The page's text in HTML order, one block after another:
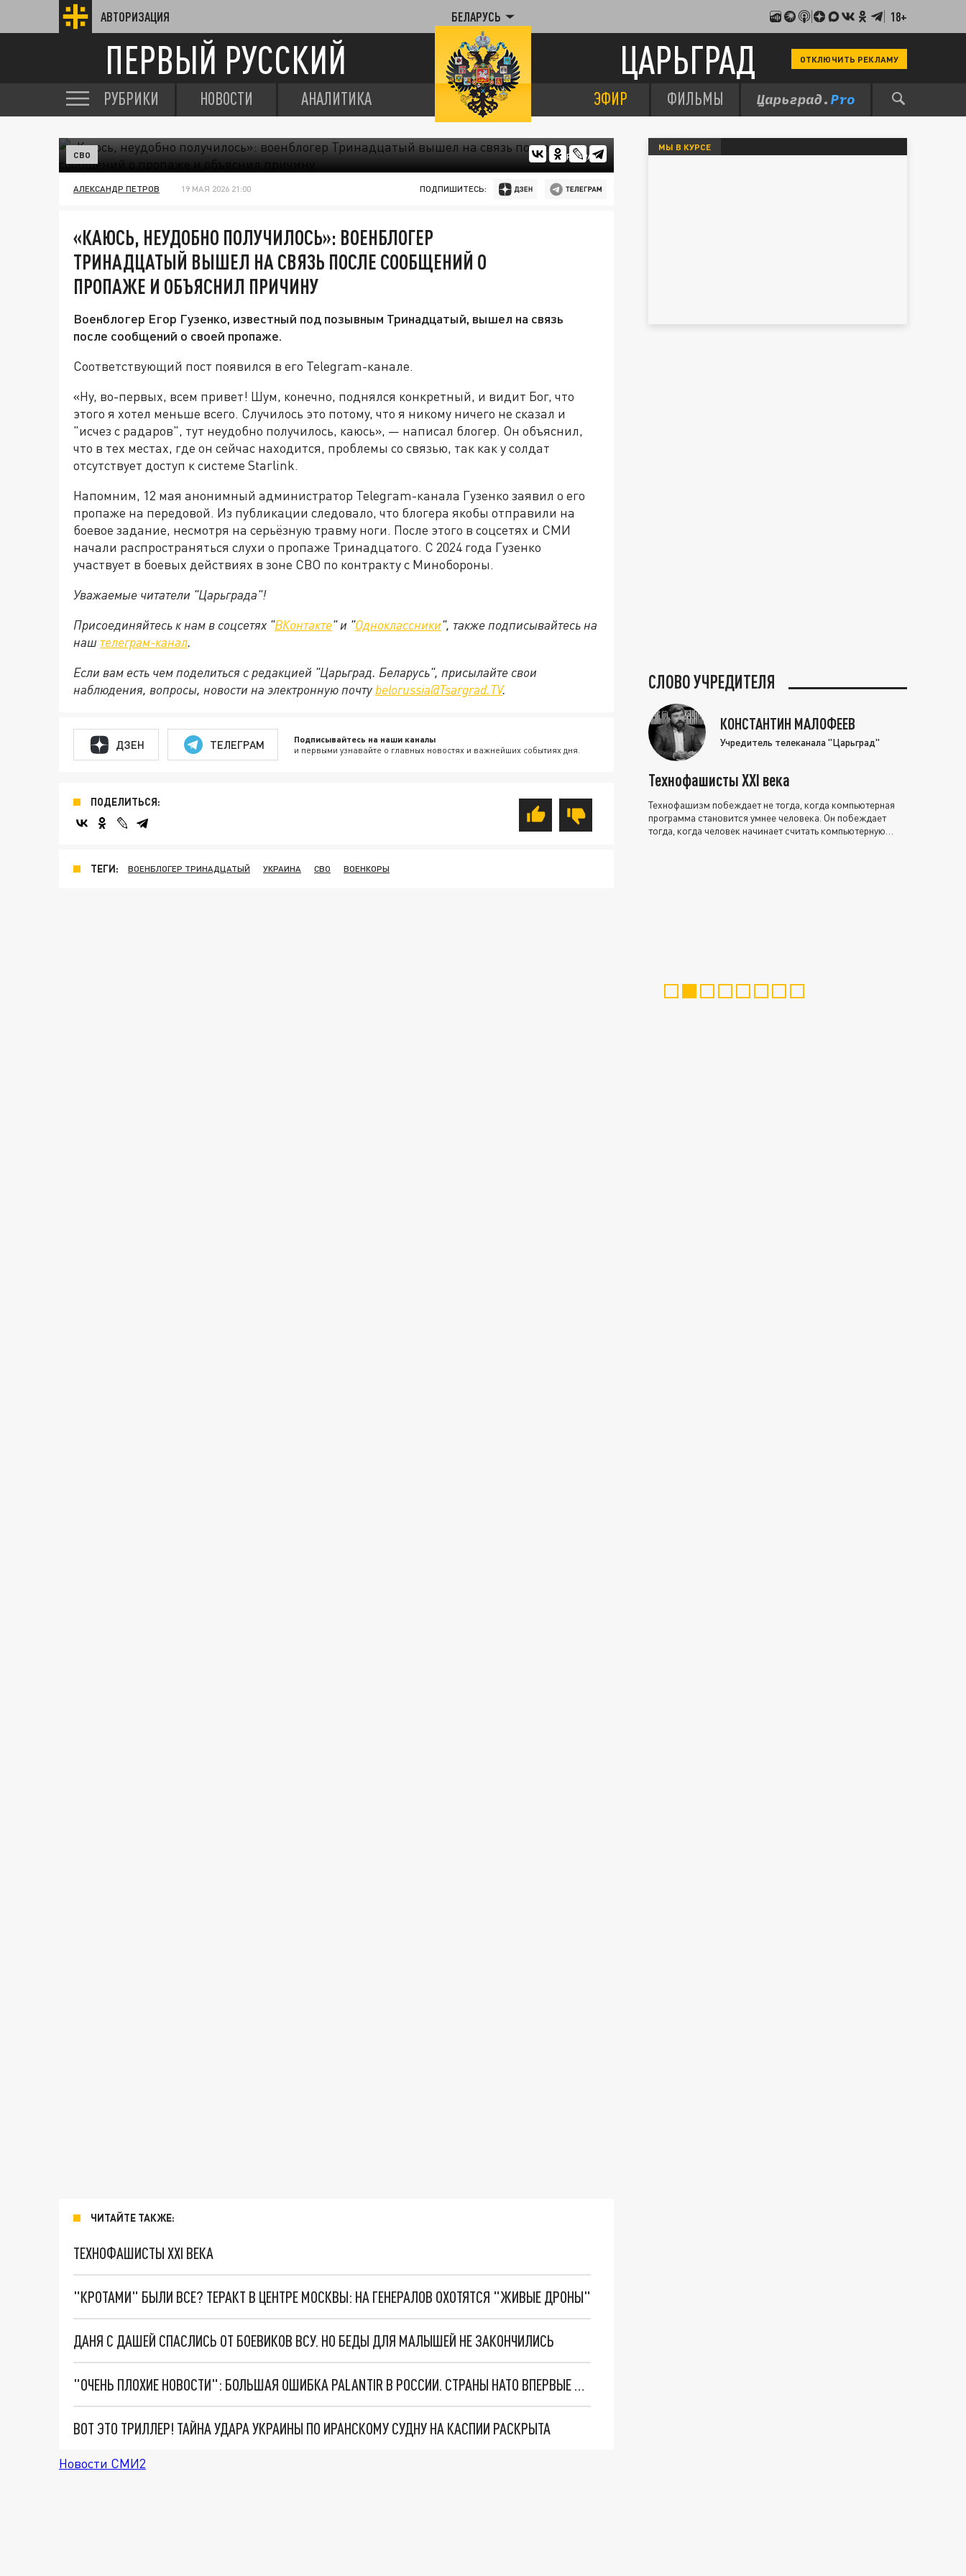
АВТОРИЗАЦИЯ БЕЛАРУСЬ 18+
ПЕРВЫЙ РУССКИЙ ЦАРЬГРАД ОТКЛЮЧИТЬ РЕКЛАМУ
РУБРИКИ НОВОСТИ АНАЛИТИКА ЭФИР ФИЛЬМЫ
ЦАРЬГРАД
СВО
АЛЕКСАНДР ПЕТРОВ 19 МАЯ 2026 21:00 ПОДПИШИТЕСЬ:
«КАЮСЬ, НЕУДОБНО ПОЛУЧИЛОСЬ»: ВОЕНБЛОГЕР
ТРИНАДЦАТЫЙ ВЫШЕЛ НА СВЯЗЬ ПОСЛЕ СООБЩЕНИЙ О
ПРОПАЖЕ И ОБЪЯСНИЛ ПРИЧИНУ
Военблогер Егор Гузенко, известный под позывным Тринадцатый, вышел на связь
после сообщений о своей пропаже.
Соответствующий пост появился в его Telegram-канале.
«Ну, во-первых, всем привет! Шум, конечно, поднялся конкретный, и видит Бог, что
этого я хотел меньше всего. Случилось это потому, что я никому ничего не сказал и
"исчез с радаров", тут неудобно получилось, каюсь», — написал блогер. Он объяснил,
что в тех местах, где он сейчас находится, проблемы со связью, так как у солдат
отсутствует доступ к системе Starlink.
Напомним, 12 мая анонимный администратор Telegram-канала Гузенко заявил о его
пропаже на передовой. Из публикации следовало, что блогера якобы отправили на
боевое задание, несмотря на серьёзную травму ноги. После этого в соцсетях и СМИ
начали распространяться слухи о пропаже Тринадцатого. С 2024 года Гузенко
участвует в боевых действиях в зоне СВО по контракту с Минобороны.
Уважаемые читатели "Царьграда"!
Присоединяйтесь к нам в соцсетях "ВКонтакте" и "Одноклассники", также подписывайтесь на
наш телеграм-канал.
Если вам есть чем поделиться с редакцией "Царьград. Беларусь", присылайте свои
наблюдения, вопросы, новости на электронную почту belorussia@Tsargrad.TV.
ДЗЕН ТЕЛЕГРАМ Подписывайтесь на наши каналы
и первыми узнавайте о главных новостях и важнейших событиях дня.
ПОДЕЛИТЬСЯ:
ТЕГИ: ВОЕНБЛОГЕР ТРИНАДЦАТЫЙ УКРАИНА СВО ВОЕНКОРЫ
ЧИТАЙТЕ ТАКЖЕ:
ТЕХНОФАШИСТЫ XXI ВЕКА
"КРОТАМИ" БЫЛИ ВСЕ? ТЕРАКТ В ЦЕНТРЕ МОСКВЫ: НА ГЕНЕРАЛОВ ОХОТЯТСЯ "ЖИВЫЕ ДРОНЫ"
ДАНЯ С ДАШЕЙ СПАСЛИСЬ ОТ БОЕВИКОВ ВСУ. НО БЕДЫ ДЛЯ МАЛЫШЕЙ НЕ ЗАКОНЧИЛИСЬ
"ОЧЕНЬ ПЛОХИЕ НОВОСТИ": БОЛЬШАЯ ОШИБКА PALANTIR В РОССИИ. СТРАНЫ НАТО ВПЕРВЫЕ ЗА СВО ОСТАНОВИЛИ ПОСТАВКИ ОРУЖИЯ. ВСУ ТЕРЯЮТ ПРИГРАНИЧЬЕ?
ВОТ ЭТО ТРИЛЛЕР! ТАЙНА УДАРА УКРАИНЫ ПО ИРАНСКОМУ СУДНУ НА КАСПИИ РАСКРЫТА
Новости СМИ2
МЫ В КУРСЕ
СЛОВО УЧРЕДИТЕЛЯ
КОНСТАНТИН МАЛОФЕЕВ
Учредитель телеканала "Царьград"
Технофашисты XXI века
Технофашизм побеждает не тогда, когда компьютерная
программа становится умнее человека. Он побеждает
тогда, когда человек начинает считать компьютерную